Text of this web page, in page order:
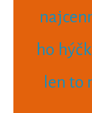
ho
len to